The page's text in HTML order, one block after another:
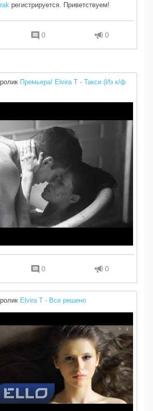
регистрируется. Приветствуем!
0 0
Премьера! Elvira T - Такси (Из к/ф
0 0
Elvira T - Все решено